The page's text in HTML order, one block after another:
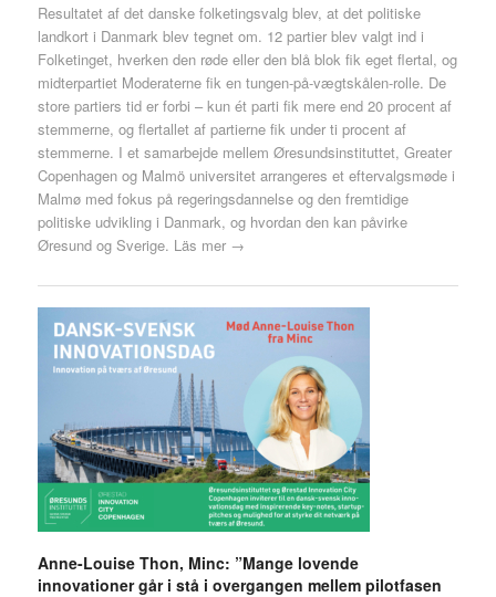
Resultatet af det danske folketingsvalg blev, at det politiske
landkort i Danmark blev tegnet om. 12 partier blev valgt ind i
Folketinget, hverken den røde eller den blå blok fik eget flertal, og
midterpartiet Moderaterne fik en tungen-på-vægtskålen-rolle. De
store partiers tid er forbi – kun ét parti fik mere end 20 procent af
stemmerne, og flertallet af partierne fik under ti procent af
stemmerne. I et samarbejde mellem Øresundsinstituttet, Greater
Copenhagen og Malmö universitet arrangeres et eftervalgsmøde i
Malmø med fokus på regeringsdannelse og den fremtidige
politiske udvikling i Danmark, og hvordan den kan påvirke
Øresund og Sverige. Läs mer →
Anne-Louise Thon, Minc: ”Mange lovende
innovationer går i stå i overgangen mellem pilotfasen